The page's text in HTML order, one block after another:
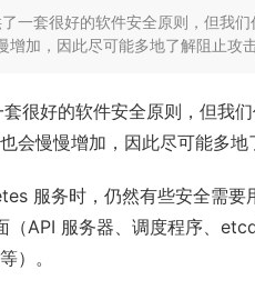
一套很好的软件安全原则，但我
加，因此尽可能多地了解阻止攻
很好的软件安全原则，但我
会慢慢增加，因此尽可能多地
服务时，仍然有些安全需
（API 服务器、调度程序、
）。